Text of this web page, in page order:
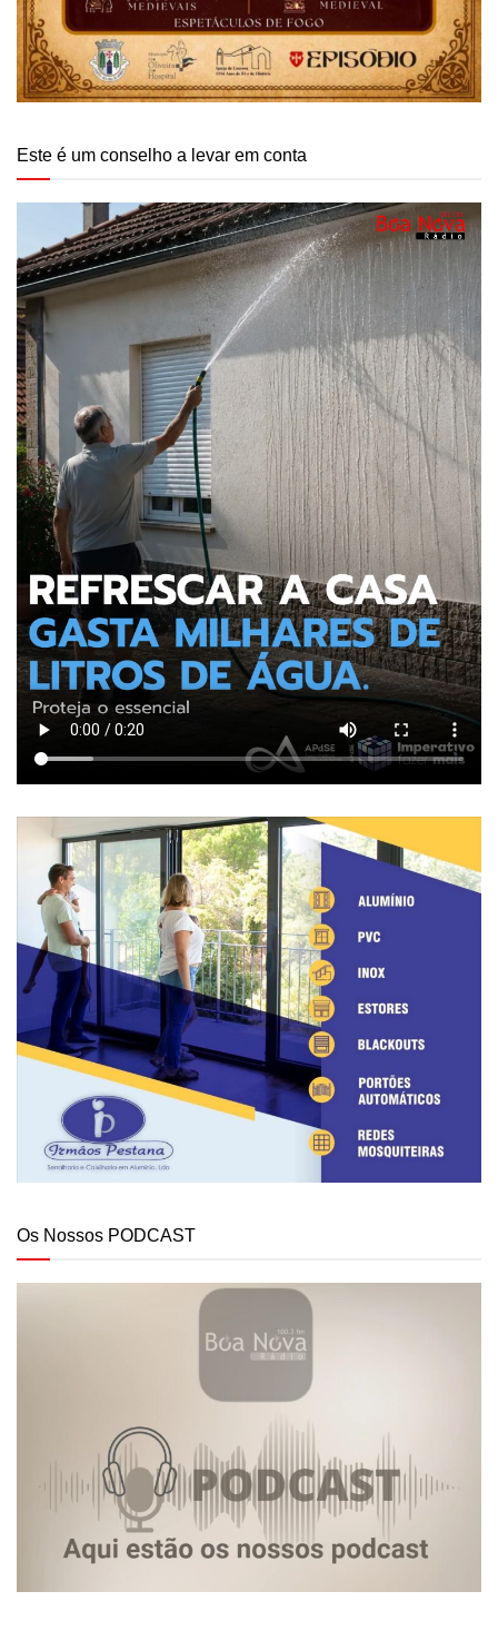
Este é um conselho a levar em conta
Os Nossos PODCAST